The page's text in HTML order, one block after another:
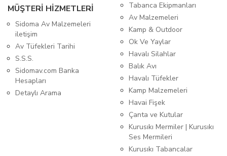
MÜŞTERİ HİZMETLERİ
Sidoma Av Malzemeleri
iletişim
Av Tüfekleri Tarihi
S.S.S.
Sidomav.com Banka
Hesapları
Detaylı Arama
Tabanca Ekipmanları
Av Malzemeleri
Kamp & Outdoor
Ok Ve Yaylar
Havalı Silahlar
Balık Avı
Havalı Tüfekler
Kamp Malzemeleri
Havai Fişek
Çanta ve Kutular
Kurusıkı Mermiler | Kurusıkı
Ses Mermileri
Kurusıkı Tabancalar